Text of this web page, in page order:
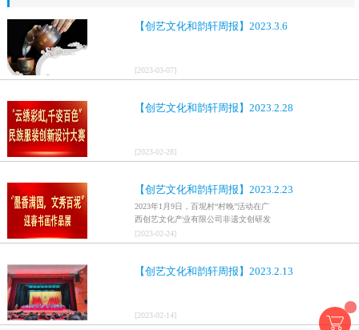
【创艺文化和韵轩周报】2023.3.6
[2023-03-07]
【创艺文化和韵轩周报】2023.2.28
[2023-02-28]
【创艺文化和韵轩周报】2023.2.23
2023年1月9日，百坭村“村晚”活动在广
西创艺文化产业有限公司非遗文创研发
基地、百色市乐业县百坭壮族织布技艺
传承创意基地正式开启，活动紧扣“启航
村特色设计舞美，突出乡村文艺新体
[2023-02-24]
【创艺文化和韵轩周报】2023.2.13
[2023-02-14]